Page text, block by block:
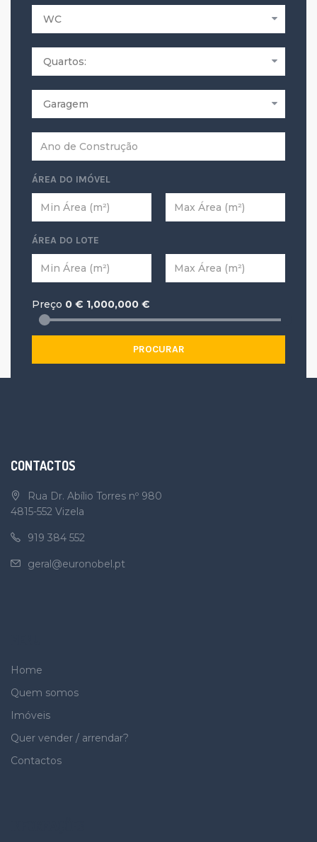
ÁREA DO IMÓVEL
ÁREA DO LOTE
Preço 0 € 1,000,000 €
PROCURAR
CONTACTOS
Rua Dr. Abílio Torres nº 980
4815-552 Vizela
919 384 552
geral@euronobel.pt
Home
Quem somos
Imóveis
Quer vender / arrendar?
Contactos